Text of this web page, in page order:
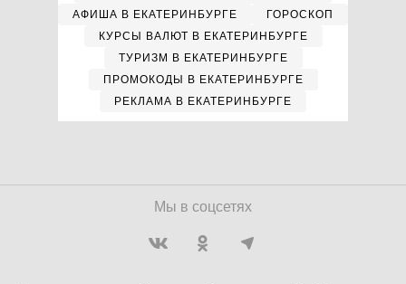
АФИША В ЕКАТЕРИНБУРГЕ
ГОРОСКОП
КУРСЫ ВАЛЮТ В ЕКАТЕРИНБУРГЕ
ТУРИЗМ В ЕКАТЕРИНБУРГЕ
ПРОМОКОДЫ В ЕКАТЕРИНБУРГЕ
РЕКЛАМА В ЕКАТЕРИНБУРГЕ
Мы в соцсетях